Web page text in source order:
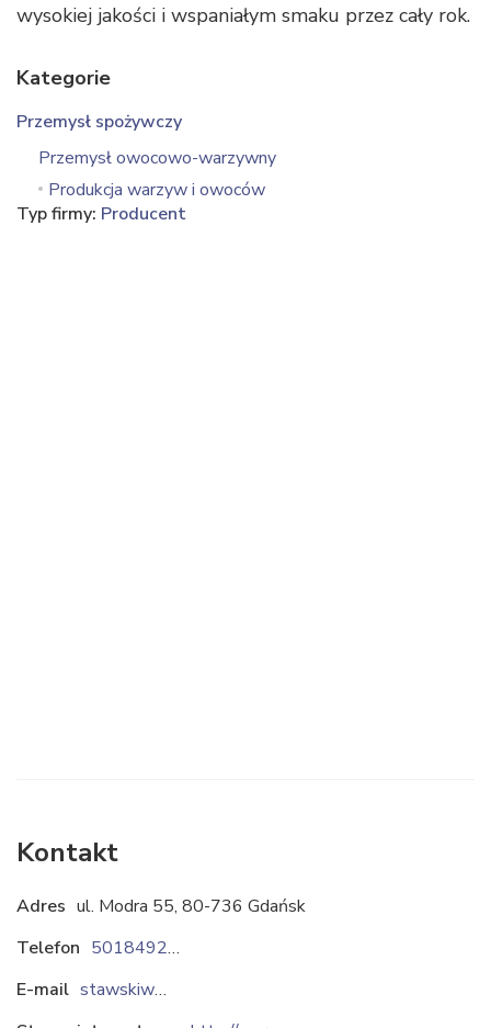
wysokiej jakości i wspaniałym smaku przez cały rok.
Kategorie
Przemysł spożywczy
Przemysł owocowo-warzywny
Produkcja warzyw i owoców
Typ firmy: Producent
Kontakt
Adres ul. Modra 55, 80-736 Gdańsk
Telefon
501849261
E-mail
stawskiwarzywa@gmail.com